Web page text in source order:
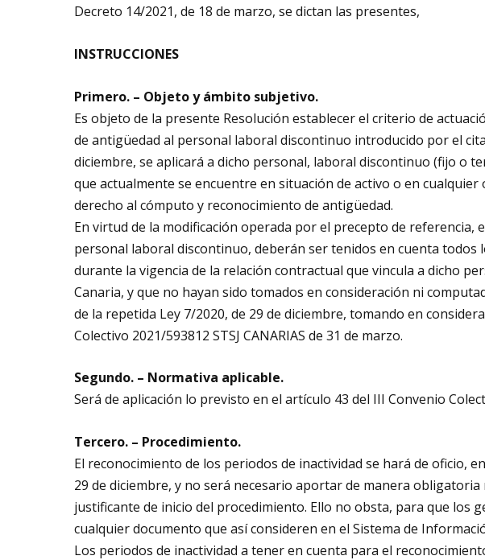
Decreto 14/2021, de 18 de marzo, se dictan las presentes,
INSTRUCCIONES
Primero. – Objeto y ámbito subjetivo.
Es objeto de la presente Resolución establecer el criterio de
de antigüedad al personal laboral discontinuo introducido por el
diciembre, se aplicará a dicho personal, laboral discontinuo (fijo o
que actualmente se encuentre en situación de activo o en
derecho al cómputo y reconocimiento de antigüedad.
En virtud de la modificación operada por el precepto de referencia,
personal laboral discontinuo, deberán ser tenidos en cuenta
durante la vigencia de la relación contractual que vincula a dicho
Canaria, y que no hayan sido tomados en consideración ni
de la repetida Ley 7/2020, de 29 de diciembre, tomando en
Colectivo 2021/593812 STSJ CANARIAS de 31 de marzo.
Segundo. – Normativa aplicable.
Será de aplicación lo previsto en el artículo 43 del III Convenio
Tercero. – Procedimiento.
El reconocimiento de los periodos de inactividad se hará de oficio,
29 de diciembre, y no será necesario aportar de manera
justificante de inicio del procedimiento. Ello no obsta, para que los
cualquier documento que así consideren en el Sistema de
Los periodos de inactividad a tener en cuenta para el